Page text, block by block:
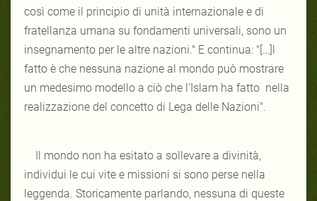
così come il principio di unità internazionale e di
fratellanza umana su fondamenti universali, sono un
insegnamento per le altre nazioni." E continua: "[…]l
fatto è che nessuna nazione al mondo può mostrare
un medesimo modello a ciò che l'Islam ha fatto nella
realizzazione del concetto di Lega delle Nazioni".
Il mondo non ha esitato a sollevare a divinità,
individui le cui vite e missioni si sono perse nella
leggenda. Storicamente parlando, nessuna di queste